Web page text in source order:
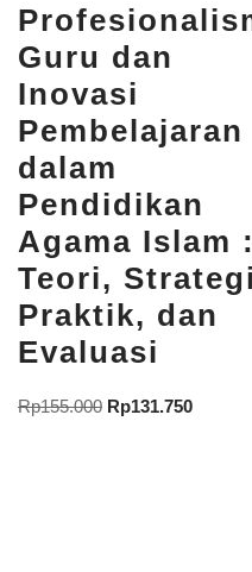
Guru dan
Inovasi
Pembelajaran
dalam
Pendidikan
Agama Islam :
Teori,
Praktik, dan
Evaluasi
Rp155.000 Rp131.750